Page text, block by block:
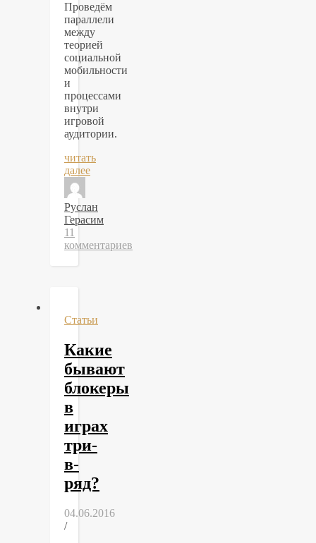
Проведём
параллели
между
теорией
социальной
мобильности
и
процессами
внутри
игровой
аудитории.
читать
далее
Руслан
Герасим
11
комментариев
Статьи
Какие
бывают
блокеры
в
играх
три-
в-
ряд?
04.06.2016
/